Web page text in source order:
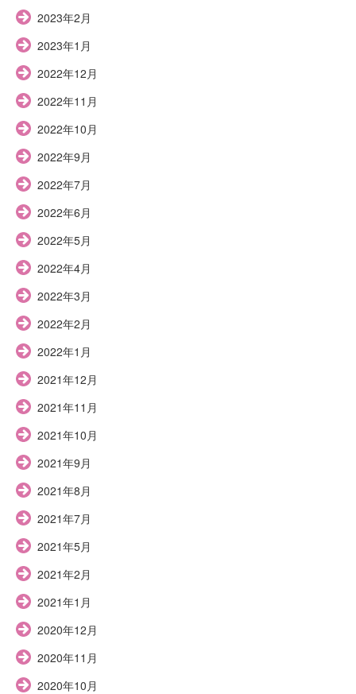
2023年2月
2023年1月
2022年12月
2022年11月
2022年10月
2022年9月
2022年7月
2022年6月
2022年5月
2022年4月
2022年3月
2022年2月
2022年1月
2021年12月
2021年11月
2021年10月
2021年9月
2021年8月
2021年7月
2021年5月
2021年2月
2021年1月
2020年12月
2020年11月
2020年10月